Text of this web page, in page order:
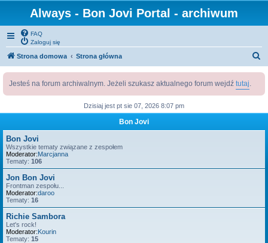
Always - Bon Jovi Portal - archiwum
FAQ
Zaloguj się
Strona domowa Strona główna
a
Jesteś na forum archiwalnym. Jeżeli szukasz aktualnego forum wejdź tutaj.
Dzisiaj jest pt sie 07, 2026 8:07 pm
Bon Jovi
Bon Jovi
Wszystkie tematy związane z zespołem
Moderator:Marcjanna
Tematy: 106
Jon Bon Jovi
Frontman zespołu...
Moderator:daroo
Tematy: 16
Richie Sambora
Let's rock!
Moderator:Kourin
Tematy: 15